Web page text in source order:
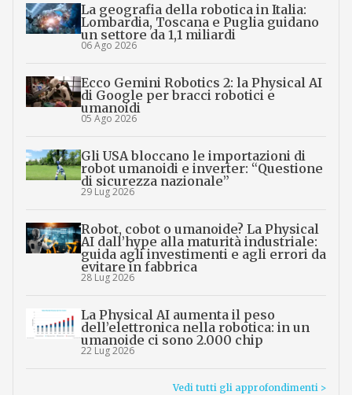
La geografia della robotica in Italia:
Lombardia, Toscana e Puglia guidano
un settore da 1,1 miliardi
06 Ago 2026
Ecco Gemini Robotics 2: la Physical AI
di Google per bracci robotici e
umanoidi
05 Ago 2026
Gli USA bloccano le importazioni di
robot umanoidi e inverter: “Questione
di sicurezza nazionale”
29 Lug 2026
Robot, cobot o umanoide? La Physical
AI dall’hype alla maturità industriale:
guida agli investimenti e agli errori da
evitare in fabbrica
28 Lug 2026
La Physical AI aumenta il peso
dell’elettronica nella robotica: in un
umanoide ci sono 2.000 chip
22 Lug 2026
Vedi tutti gli approfondimenti >